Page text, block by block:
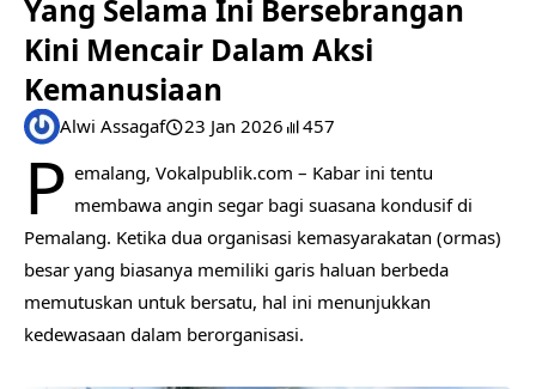
Yang Selama Ini Bersebrangan
Kini Mencair Dalam Aksi
Kemanusiaan
Alwi Assagaf 23 Jan 2026 457
P emalang, Vokalpublik.com – Kabar ini tentu
membawa angin segar bagi suasana kondusif di
Pemalang. Ketika dua organisasi kemasyarakatan (ormas)
besar yang biasanya memiliki garis haluan berbeda
memutuskan untuk bersatu, hal ini menunjukkan
kedewasaan dalam berorganisasi.